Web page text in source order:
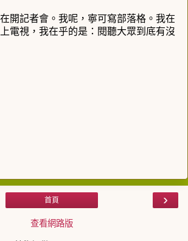
開記者會。我呢，寧可寫部落格。我在
電視，我在乎的是：閱聽大眾到底有沒
›
首頁
查看網路版